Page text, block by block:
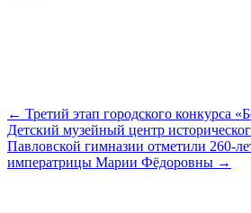
← Третий этап городского конкурса
Детский музейный центр
Павловской гимназии отметили 260-
императрицы Марии Фёдоровны →